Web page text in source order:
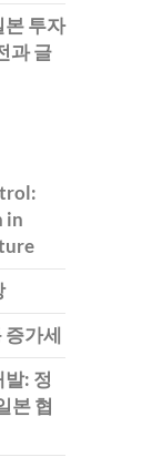
본 투자
과 글
in
증가세
: 정
본 협